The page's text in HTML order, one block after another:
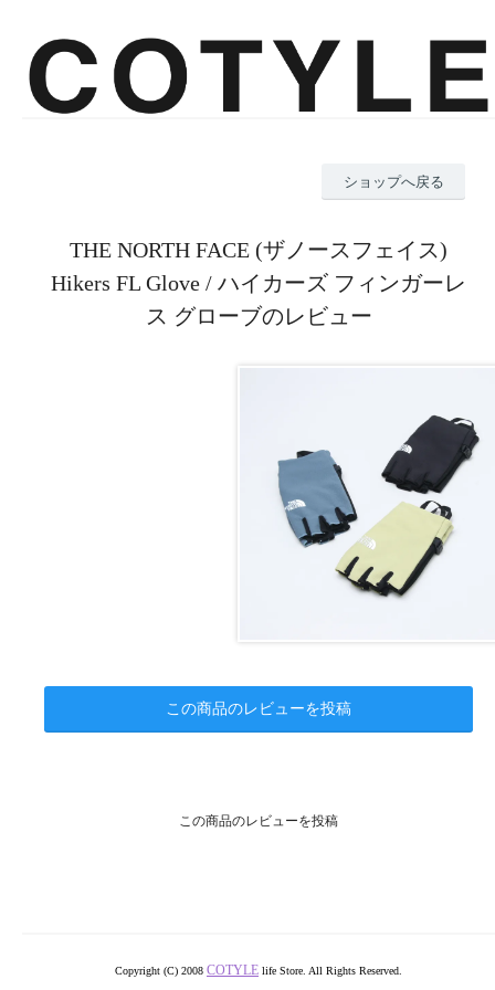
ショップへ戻る
THE NORTH FACE (ザノースフェイス)
Hikers FL Glove / ハイカーズ フィンガーレ
ス グローブのレビュー
この商品のレビューを投稿
この商品のレビューを投稿
Copyright (C) 2008 COTYLE life Store. All Rights Reserved.